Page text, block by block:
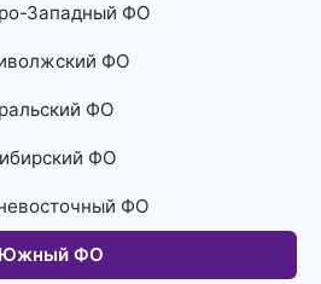
Западный ФО
ФО
ФО
ФО
ФО
Южный ФО